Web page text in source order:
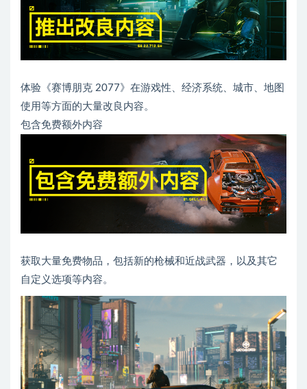
体验《赛博朋克 2077》在游戏性、经济系统、城市、地图
使用等方面的大量改良内容。
包含免费额外内容
获取大量免费物品，包括新的枪械和近战武器，以及其它
自定义选项等内容。